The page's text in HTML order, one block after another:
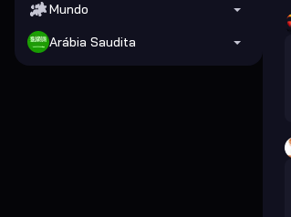
Mundo
Arábia Saudita